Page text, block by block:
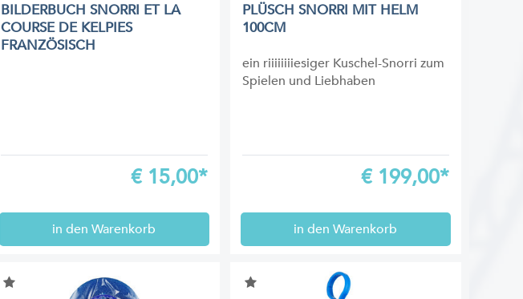
BILDERBUCH SNORRI ET LA
COURSE DE KELPIES
FRANZÖSISCH
€ 15,00*
in den Warenkorb
PLÜSCH SNORRI MIT HELM
100CM
ein riiiiiiiiesiger Kuschel-Snorri zum
Spielen und Liebhaben
€ 199,00*
in den Warenkorb